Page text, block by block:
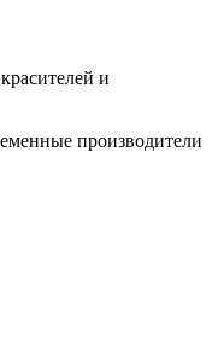
и
производители